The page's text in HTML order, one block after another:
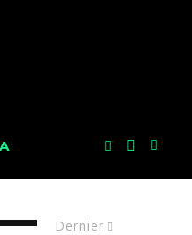
Dernier